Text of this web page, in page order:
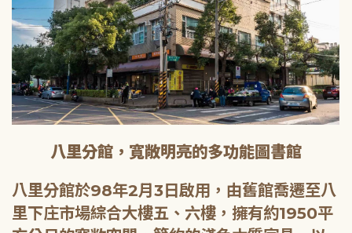
八里分館，寬敞明亮的多功能圖書館
八里分館於98年2月3日啟用，由舊館喬遷至八
里下庄市場綜合大樓五、六樓，擁有約1950平